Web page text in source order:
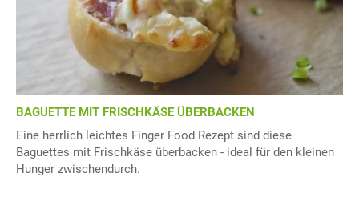
BAGUETTE MIT FRISCHKÄSE ÜBERBACKEN
Eine herrlich leichtes Finger Food Rezept sind diese
Baguettes mit Frischkäse überbacken - ideal für den kleinen
Hunger zwischendurch.